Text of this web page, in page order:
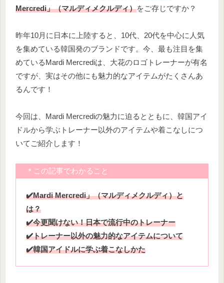
Mercredi」（マルディメクルディ）をご存じですか？
昨年10月に日本に上陸すると、10代、20代を中心に人気
を集めている韓国発のブランドです。今、最も注目を集
めているMardi Mercrediは、大花のロゴトレーナーが有名
ですが、実はその他にも魅力的なアイテムがたくさんあ
るんです！
今回は、Mardi Mercrediの魅力に迫るとともに、韓国アイ
ドルから学ぶトレーナー以外のアイテムや着こなしにつ
いてご紹介します！
＊この記事でわかること
✔️Mardi Mercredi」（マルディメクルディ）と
は？
✔️今更聞けない！日本で流行中のトレーナー
✔️トレーナー以外の魅力的なアイテムについて
✔️韓国アイドルに学ぶ着こなしかた